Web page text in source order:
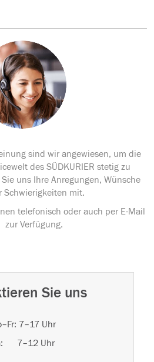
sind wir angewiesen, um die
des SÜDKURIER stetig zu
uns Ihre Anregungen, Wünsche
Schwierigkeiten mit.
telefonisch oder auch per E-Mail
zur Verfügung.
Sie uns
7–17 Uhr
7–12 Uhr